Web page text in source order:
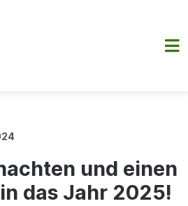
und einen
das Jahr 2025!